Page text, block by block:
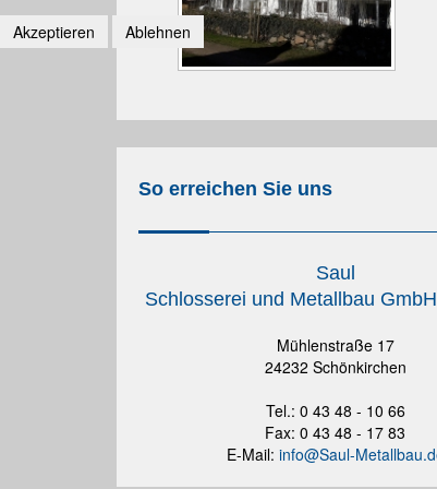
So erreichen Sie uns
Saul
Schlosserei und Metallbau
Mühlenstraße 17
24232 Schönkirchen
Tel.: 0 43 48 - 10 66
Fax: 0 43 48 - 17 83
E-Mail: info@Saul-
Akzeptieren Ablehnen